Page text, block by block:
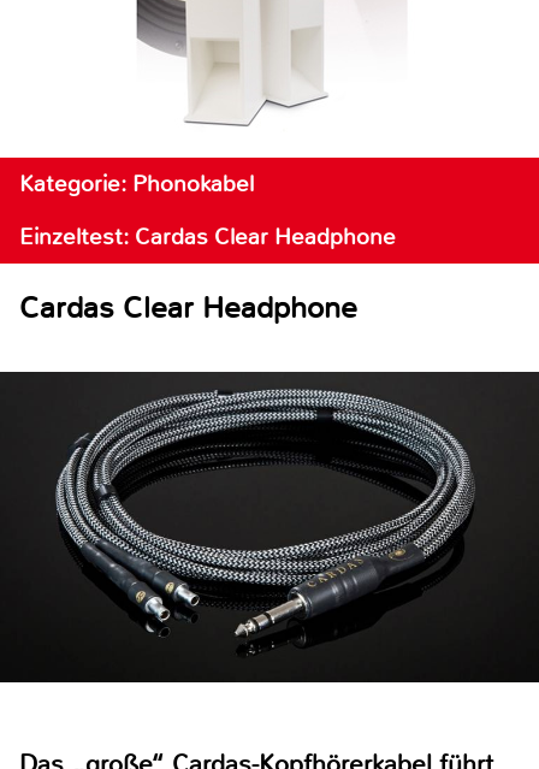
Kategorie: Phonokabel
Einzeltest: Cardas Clear Headphone
Cardas Clear Headphone